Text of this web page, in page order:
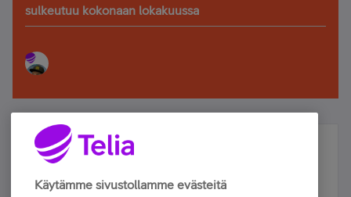
sulkeutuu kokonaan lokakuussa
Älä jää paitsi – osallistu ja voita!
Tilaa Telian uutiskirje ja olet mukana arvonnassa.
Käytämme sivustollamme evästeitä